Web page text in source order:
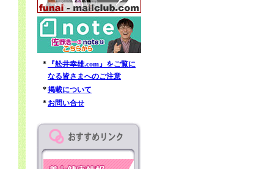
*
『舩井幸雄.com』をご覧に
なる皆さまへのご注意
*掲載について
* お問い合せ